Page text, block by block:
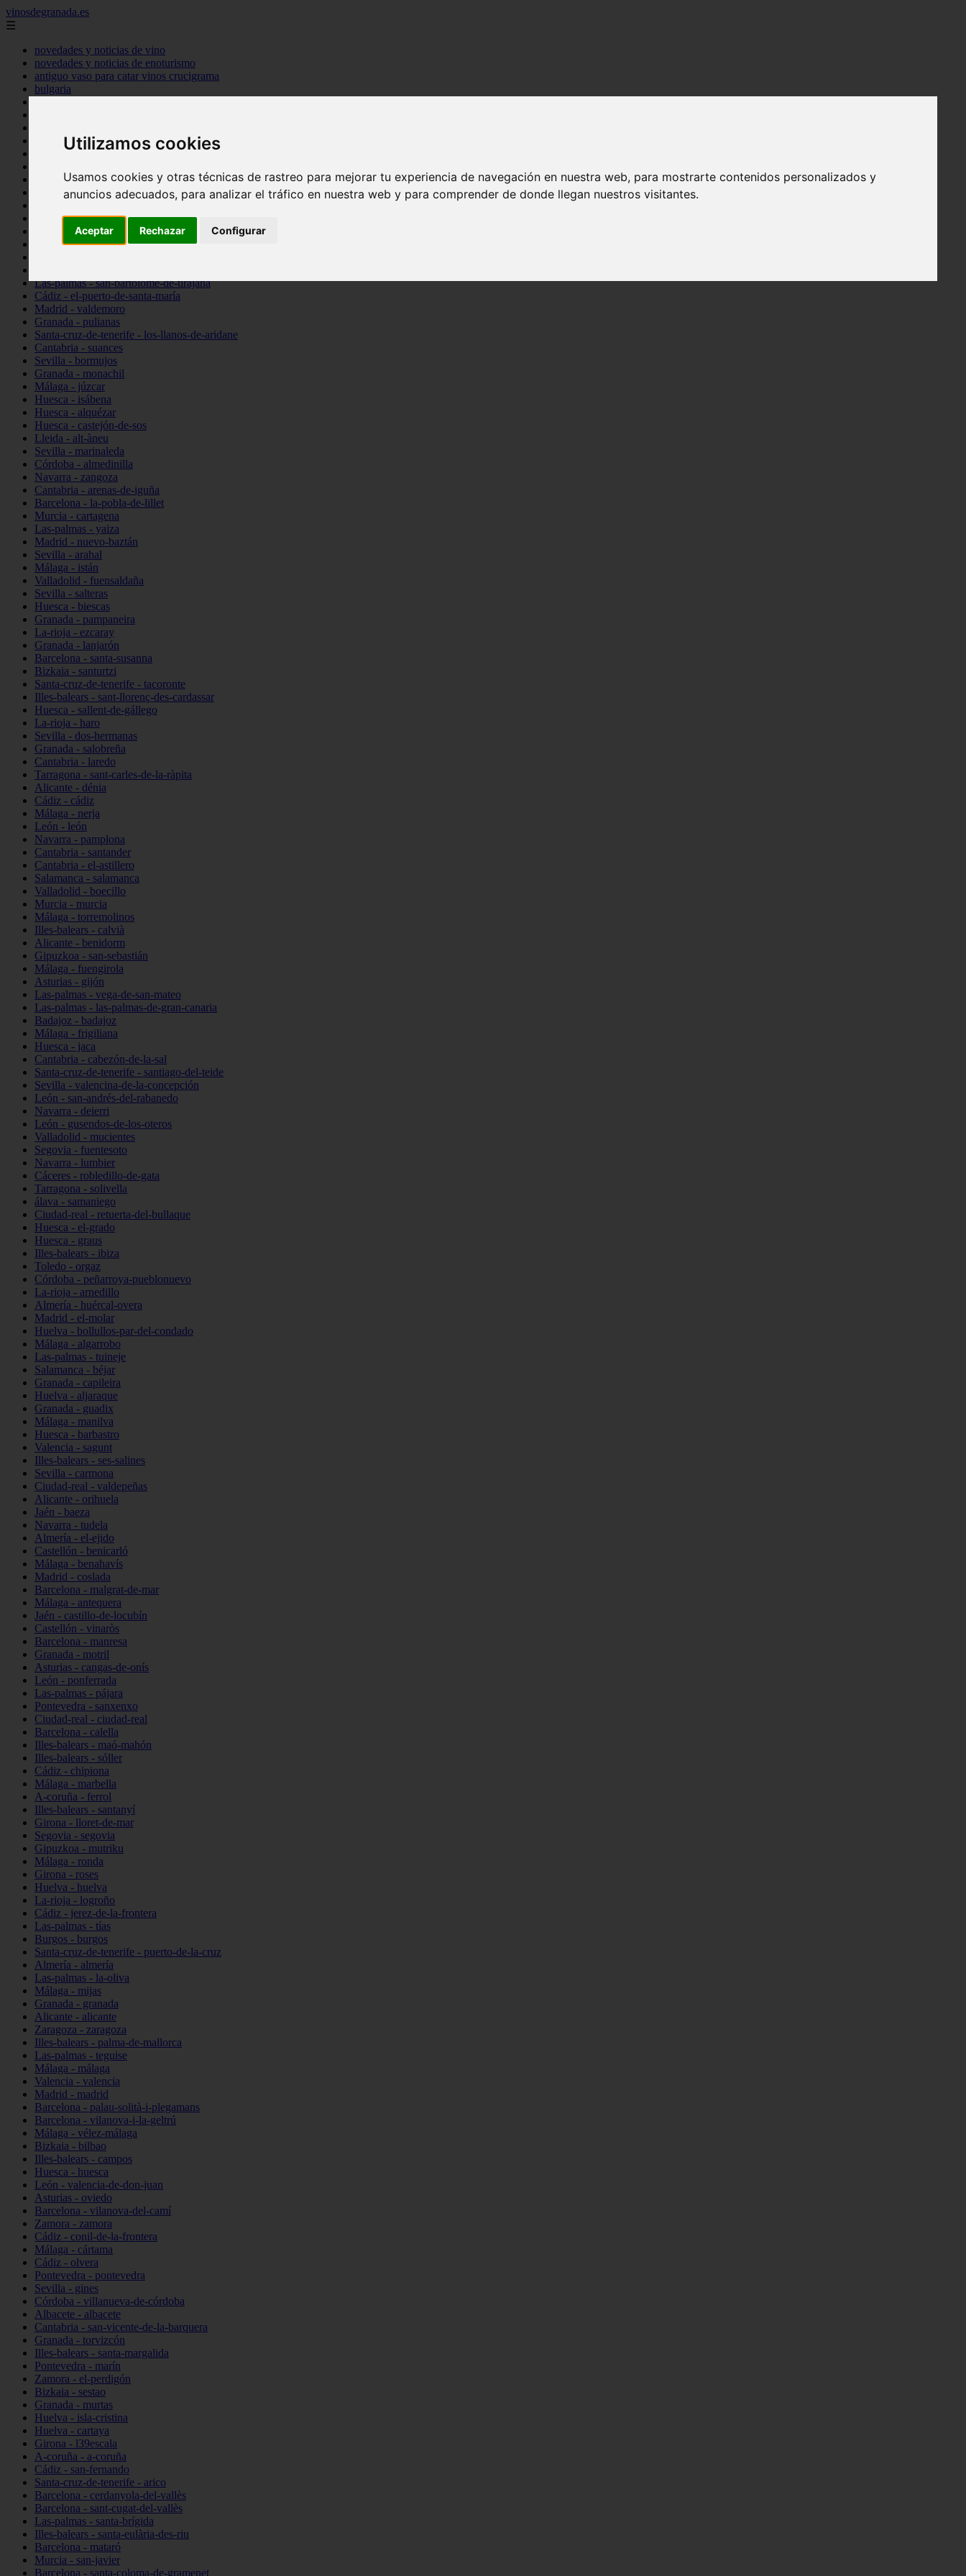
Utilizamos cookies
Usamos cookies y otras técnicas de rastreo para mejorar tu experiencia de navegación en nuestra web, para mostrarte contenidos personalizados y
anuncios adecuados, para analizar el tráfico en nuestra web y para comprender de donde llegan nuestros visitantes.
Aceptar Rechazar Configurar
vinosdegranada.es
☰
novedades y noticias de vino
novedades y noticias de enoturismo
antiguo vaso para catar vinos crucigrama
bulgaria
Córdoba - córdoba
Barcelona - barcelona
Ciudad-real - montiel
Santa-cruz-de-tenerife - guía-de-isora
La-rioja - casalarreina
Almería - roquetas-de-mar
Madrid - pozuelo-de-alarcón
Las-palmas - san-bartolomé-de-tirajana
Cádiz - el-puerto-de-santa-maría
Madrid - valdemoro
Granada - pulianas
Santa-cruz-de-tenerife - los-llanos-de-aridane
Cantabria - suances
Sevilla - bormujos
Granada - monachil
Málaga - júzcar
Huesca - isábena
Huesca - alquézar
Huesca - castejón-de-sos
Lleida - alt-àneu
Sevilla - marinaleda
Córdoba - almedinilla
Navarra - zangoza
Cantabria - arenas-de-iguña
Barcelona - la-pobla-de-lillet
Murcia - cartagena
Las-palmas - yaiza
Madrid - nuevo-baztán
Sevilla - arahal
Málaga - istán
Valladolid - fuensaldaña
Sevilla - salteras
Huesca - biescas
Granada - pampaneira
La-rioja - ezcaray
Granada - lanjarón
Barcelona - santa-susanna
Bizkaia - santurtzi
Santa-cruz-de-tenerife - tacoronte
Illes-balears - sant-llorenç-des-cardassar
Huesca - sallent-de-gállego
La-rioja - haro
Sevilla - dos-hermanas
Granada - salobreña
Cantabria - laredo
Tarragona - sant-carles-de-la-ràpita
Alicante - dénia
Cádiz - cádiz
Málaga - nerja
León - león
Navarra - pamplona
Cantabria - santander
Cantabria - el-astillero
Salamanca - salamanca
Valladolid - boecillo
Murcia - murcia
Málaga - torremolinos
Illes-balears - calvià
Alicante - benidorm
Gipuzkoa - san-sebastián
Málaga - fuengirola
Asturias - gijón
Las-palmas - vega-de-san-mateo
Las-palmas - las-palmas-de-gran-canaria
Badajoz - badajoz
Málaga - frigiliana
Huesca - jaca
Cantabria - cabezón-de-la-sal
Santa-cruz-de-tenerife - santiago-del-teide
Sevilla - valencina-de-la-concepción
León - san-andrés-del-rabanedo
Navarra - deierri
León - gusendos-de-los-oteros
Valladolid - mucientes
Segovia - fuentesoto
Navarra - lumbier
Cáceres - robledillo-de-gata
Tarragona - solivella
álava - samaniego
Ciudad-real - retuerta-del-bullaque
Huesca - el-grado
Huesca - graus
Illes-balears - ibiza
Toledo - orgaz
Córdoba - peñarroya-pueblonuevo
La-rioja - arnedillo
Almería - huércal-overa
Madrid - el-molar
Huelva - bollullos-par-del-condado
Málaga - algarrobo
Las-palmas - tuineje
Salamanca - béjar
Granada - capileira
Huelva - aljaraque
Granada - guadix
Málaga - manilva
Huesca - barbastro
Valencia - sagunt
Illes-balears - ses-salines
Sevilla - carmona
Ciudad-real - valdepeñas
Alicante - orihuela
Jaén - baeza
Navarra - tudela
Almería - el-ejido
Castellón - benicarló
Málaga - benahavís
Madrid - coslada
Barcelona - malgrat-de-mar
Málaga - antequera
Jaén - castillo-de-locubín
Castellón - vinaròs
Barcelona - manresa
Granada - motril
Asturias - cangas-de-onís
León - ponferrada
Las-palmas - pájara
Pontevedra - sanxenxo
Ciudad-real - ciudad-real
Barcelona - calella
Illes-balears - maó-mahón
Illes-balears - sóller
Cádiz - chipiona
Málaga - marbella
A-coruña - ferrol
Illes-balears - santanyí
Girona - lloret-de-mar
Segovia - segovia
Gipuzkoa - mutriku
Málaga - ronda
Girona - roses
Huelva - huelva
La-rioja - logroño
Cádiz - jerez-de-la-frontera
Las-palmas - tías
Burgos - burgos
Santa-cruz-de-tenerife - puerto-de-la-cruz
Almería - almería
Las-palmas - la-oliva
Málaga - mijas
Granada - granada
Alicante - alicante
Zaragoza - zaragoza
Illes-balears - palma-de-mallorca
Las-palmas - teguise
Málaga - málaga
Valencia - valencia
Madrid - madrid
Barcelona - palau-solità-i-plegamans
Barcelona - vilanova-i-la-geltrú
Málaga - vélez-málaga
Bizkaia - bilbao
Illes-balears - campos
Huesca - huesca
León - valencia-de-don-juan
Asturias - oviedo
Barcelona - vilanova-del-camí
Zamora - zamora
Cádiz - conil-de-la-frontera
Málaga - cártama
Cádiz - olvera
Pontevedra - pontevedra
Sevilla - gines
Córdoba - villanueva-de-córdoba
Albacete - albacete
Cantabria - san-vicente-de-la-barquera
Granada - torvizcón
Illes-balears - santa-margalida
Pontevedra - marín
Zamora - el-perdigón
Bizkaia - sestao
Granada - murtas
Huelva - isla-cristina
Huelva - cartaya
Girona - l39escala
A-coruña - a-coruña
Cádiz - san-fernando
Santa-cruz-de-tenerife - arico
Barcelona - cerdanyola-del-vallès
Barcelona - sant-cugat-del-vallès
Las-palmas - santa-brígida
Illes-balears - santa-eulària-des-riu
Barcelona - mataró
Murcia - san-javier
Barcelona - santa-coloma-de-gramenet